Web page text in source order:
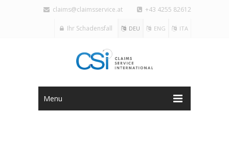
claims@claimsservice.at +43 4255 82612
ITA
ENG
DEU
Ihr Schadensfall
Menu